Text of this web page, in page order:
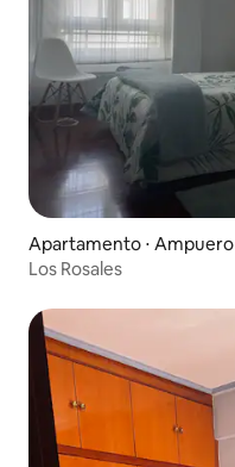
Apartamento ⋅ Ampuero
Los Rosales